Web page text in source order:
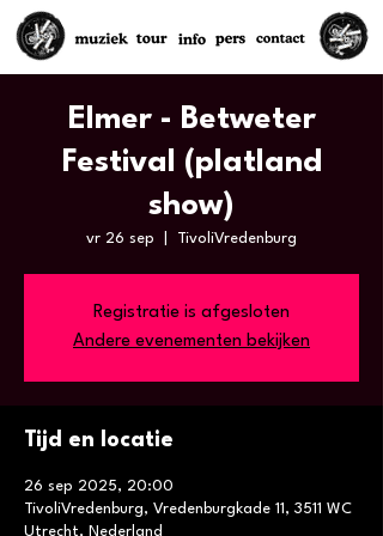
Elmer - Betweter
Festival (platland
show)
vr 26 sep TivoliVredenburg
Registratie is afgesloten
Andere evenementen bekijken
Tijd en locatie
26 sep 2025, 20:00
TivoliVredenburg, Vredenburgkade 11, 3511 WC
Utrecht, Nederland